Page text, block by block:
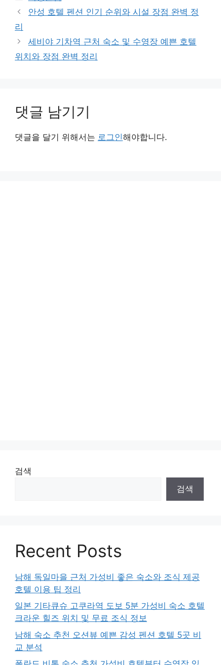
테
안성 호텔 펜션 인기 순위와 시설 장점 완벽 정
리
세비야 기차역 근처 숙소 및 수영장 예쁜 호텔
위치와 장점 완벽 정리
댓글 남기기
댓글을 달기 위해서는 로그인해야합니다.
검색
검색
Recent Posts
남해 독일마을 근처 가성비 좋은 숙소와 조식 제공
호텔 이용 팁 정리
일본 기타큐슈 고쿠라역 도보 5분 가성비 숙소 호텔
크라운 힐즈 위치 및 무료 조식 정보
남해 숙소 추천 오션뷰 예쁜 감성 펜션 호텔 5곳 비
교 분석